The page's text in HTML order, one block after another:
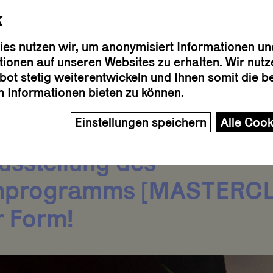
Juli präsentiert das
des
Form!
nutzen wir, um anonymisiert Informationen
auf unseren Websites zu erhalten. Wir
stetig weiterentwickeln und Ihnen somit die
Informationen bieten zu können.
Einstellungen speichern